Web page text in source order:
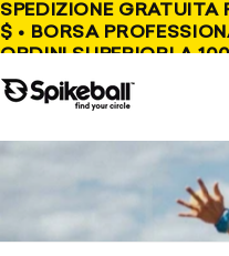
Vai al contenuto
SPEDIZIONE GRATUITA
$ • BORSA
ORDINI SUPERIORI A
Negozio Spikeball